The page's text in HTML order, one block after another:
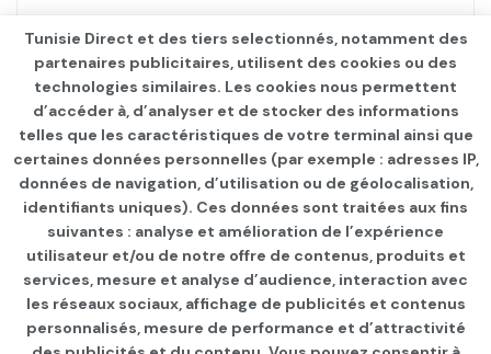
Qui sommes-nous ? Advertise Contact S’identifier
© 2021TUNISIE DIRECT.
Tunisie Direct et des tiers selectionnés, notamment des
partenaires publicitaires, utilisent des cookies ou des
technologies similaires. Les cookies nous permettent
d’accéder à, d’analyser et de stocker des informations
telles que les caractéristiques de votre terminal ainsi que
certaines données personnelles (par exemple : adresses IP,
données de navigation, d’utilisation ou de géolocalisation,
identifiants uniques). Ces données sont traitées aux fins
suivantes : analyse et amélioration de l’expérience
utilisateur et/ou de notre offre de contenus, produits et
services, mesure et analyse d’audience, interaction avec
les réseaux sociaux, affichage de publicités et contenus
personnalisés, mesure de performance et d’attractivité